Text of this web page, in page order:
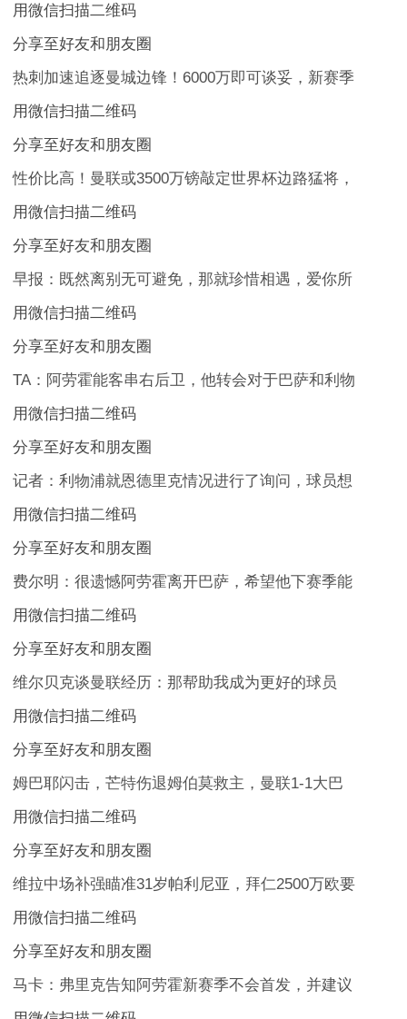
用微信扫描二维码
分享至好友和朋友圈
热刺加速追逐曼城边锋！6000万即可谈妥，新赛季
用微信扫描二维码
分享至好友和朋友圈
性价比高！曼联或3500万镑敲定世界杯边路猛将，
用微信扫描二维码
分享至好友和朋友圈
早报：既然离别无可避免，那就珍惜相遇，爱你所
用微信扫描二维码
分享至好友和朋友圈
TA：阿劳霍能客串右后卫，他转会对于巴萨和利物
用微信扫描二维码
分享至好友和朋友圈
记者：利物浦就恩德里克情况进行了询问，球员想
用微信扫描二维码
分享至好友和朋友圈
费尔明：很遗憾阿劳霍离开巴萨，希望他下赛季能
用微信扫描二维码
分享至好友和朋友圈
维尔贝克谈曼联经历：那帮助我成为更好的球员
用微信扫描二维码
分享至好友和朋友圈
姆巴耶闪击，芒特伤退姆伯莫救主，曼联1-1大巴
用微信扫描二维码
分享至好友和朋友圈
维拉中场补强瞄准31岁帕利尼亚，拜仁2500万欧要
用微信扫描二维码
分享至好友和朋友圈
马卡：弗里克告知阿劳霍新赛季不会首发，并建议